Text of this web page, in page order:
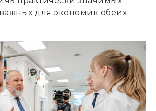
важных для экономик обеих